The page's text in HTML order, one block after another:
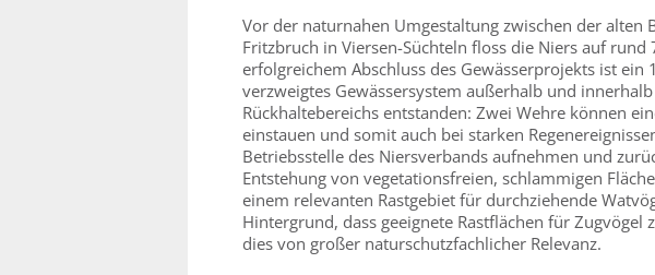
Vor der naturnahen Umgestaltung zwischen der alten
Fritzbruch in Viersen-Süchteln floss die Niers auf
erfolgreichem Abschluss des Gewässerprojekts ist
verzweigtes Gewässersystem außerhalb und
Rückhaltebereichs entstanden: Zwei Wehre können
einstauen und somit auch bei starken
Betriebsstelle des Niersverbands aufnehmen und
Entstehung von vegetationsfreien, schlammigen
einem relevanten Rastgebiet für durchziehende
Hintergrund, dass geeignete Rastflächen für Zugvögel
dies von großer naturschutzfachlicher Relevanz.